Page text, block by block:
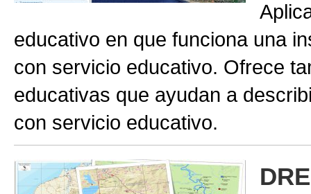
educativo en que funciona una
con servicio educativo. Ofrece
educativas que ayudan a
con servicio educativo.